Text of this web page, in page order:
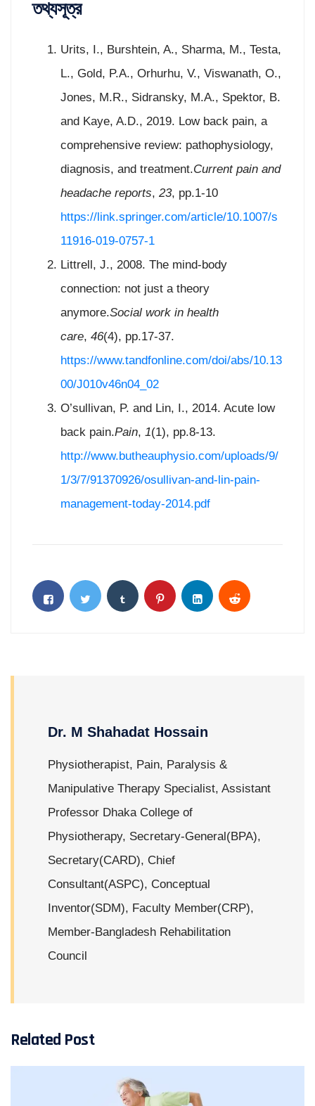
তথ্যসূত্র
Urits, I., Burshtein, A., Sharma, M., Testa,
L., Gold, P.A., Orhurhu, V., Viswanath, O.,
Jones, M.R., Sidransky, M.A., Spektor, B.
and Kaye, A.D., 2019. Low back pain, a
comprehensive review: pathophysiology,
diagnosis, and treatment.Current pain and
headache reports, 23, pp.1-10
https://link.springer.com/article/10.1007/s
11916-019-0757-1
Littrell, J., 2008. The mind-body
connection: not just a theory
anymore.Social work in health
care, 46(4), pp.17-37.
https://www.tandfonline.com/doi/abs/10.13
00/J010v46n04_02
O’sullivan, P. and Lin, I., 2014. Acute low
back pain.Pain, 1(1), pp.8-13.
http://www.butheauphysio.com/uploads/9/
1/3/7/91370926/osullivan-and-lin-pain-
management-today-2014.pdf
Dr. M Shahadat Hossain
Physiotherapist, Pain, Paralysis &
Manipulative Therapy Specialist, Assistant
Professor Dhaka College of
Physiotherapy, Secretary-General(BPA),
Secretary(CARD), Chief
Consultant(ASPC), Conceptual
Inventor(SDM), Faculty Member(CRP),
Member-Bangladesh Rehabilitation
Council
Related Post